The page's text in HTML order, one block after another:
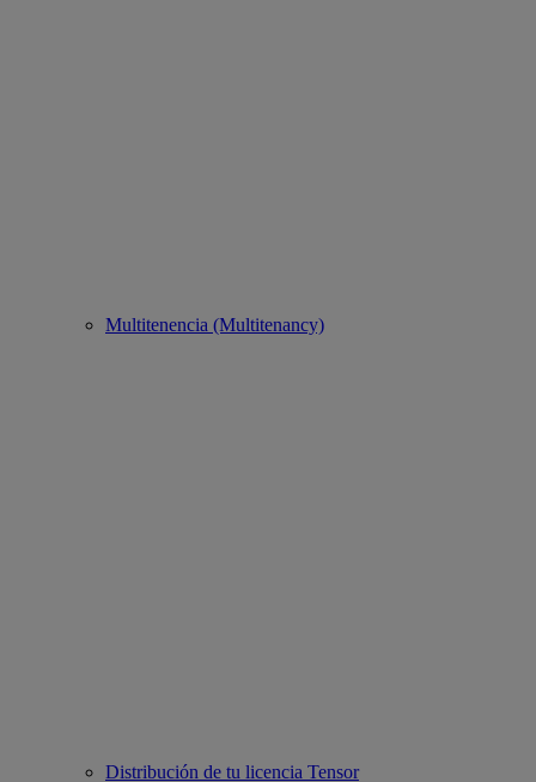
Multitenencia (Multitenancy)
Distribución de tu licencia Tensor